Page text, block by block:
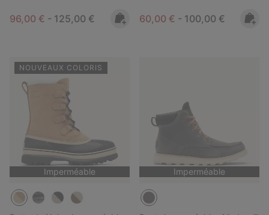
Minimum sale price:
96,00 € - Maximum price:
125,00 € Minimum sale price:
60,00 € - Maximum price:
100,00 €
NOUVEAUX COLORIS
Imperméable Imperméable